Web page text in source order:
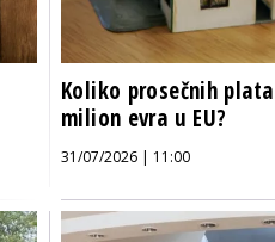
Koliko prosečnih
milion evra u EU?
31/07/2026 | 11:00